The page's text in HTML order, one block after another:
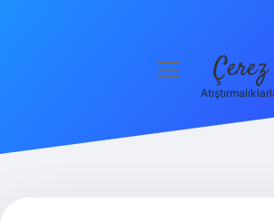
menüyü